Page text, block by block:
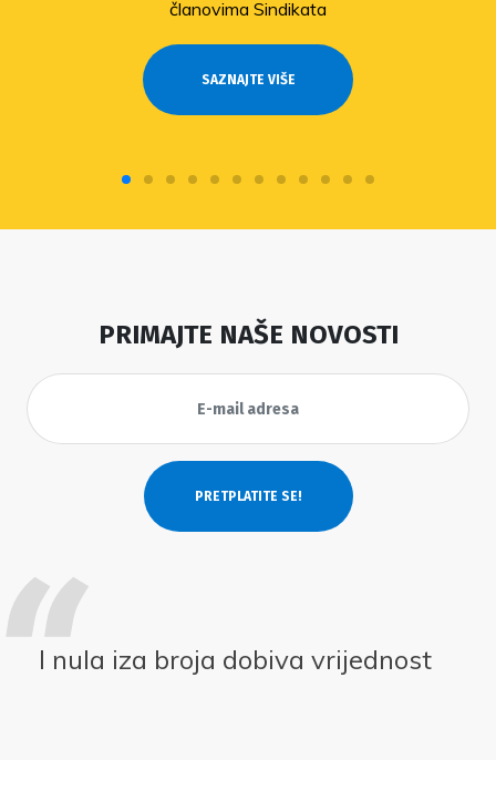
članovima Sindikata
SAZNAJTE VIŠE
PRIMAJTE NAŠE NOVOSTI
I nula iza broja dobiva vrijednost